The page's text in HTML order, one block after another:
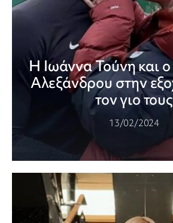
H Ιωάννα Τούνη και
Αλεξάνδρου στην
τον γιο τους
13/02/2024